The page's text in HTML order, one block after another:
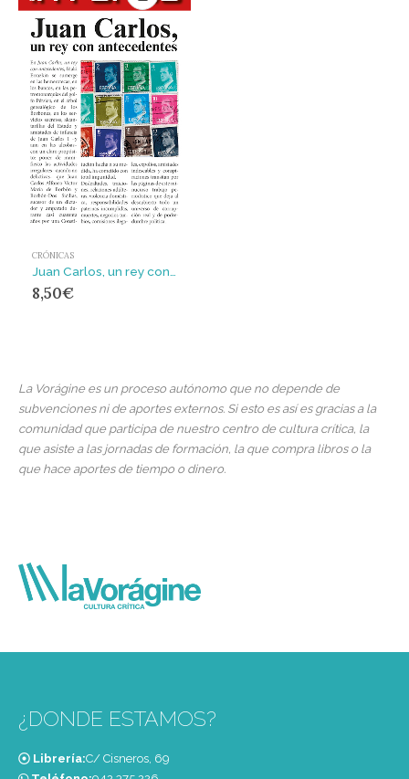
CRÓNICAS
8,50€
La Vorágine es un proceso autónomo que no depende de
subvenciones ni de aportes externos. Si esto es así es gracias a la
comunidad que participa de nuestro centro de cultura crítica, la
que asiste a las jornadas de formación, la que compra libros o la
que hace aportes de tiempo o dinero.
¿DONDE ESTAMOS?
Librería:C/ Cisneros, 69